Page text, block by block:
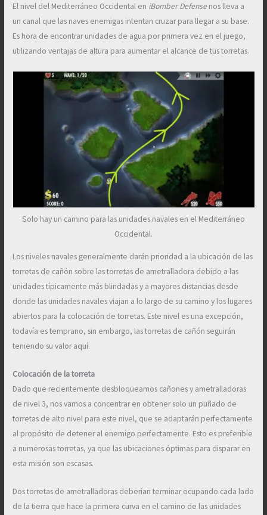
El nivel del Mediterráneo Occidental en iBomber Defensenos lleva a
un canal que las naves enemigas intentan cruzar para llegar a su base.
Es hora de encontrar unidades de agua por primera vez en el juego,
utilizando ventajas de altura para aumentar el alcance de tus torretas.
Solo hay un camino para las unidades navales en el Mediterráneo
Occidental.
Los niveles navales generalmente darán prioridad a la ubicación de las
torretas de cañón sobre las torretas de ametralladora debido a las
unidades típicamente más blindadas y a mayores distancias desde
donde las unidades navales viajan a lo largo de su camino y los lugares
abiertos para la colocación de torretas. Este nivel es una excepción,
todavía es temprano, sin embargo, las torretas de cañón seguirán
teniendo su valor aquí.
Colocación de la torreta
Dado que recientemente desbloqueamos cañones y ametralladoras
de nivel 3, nos vamos a concentrar en obtener solo un puñado de
torretas de alto nivel para este nivel, que se adaptarán perfectamente
al propósito de detener al enemigo perfectamente. Esto es preferible
a numerosas torretas, ya que las ubicaciones óptimas para disparar en
esta misión son escasas.
Dos torretas de ametralladoras deberían terminar ocupando cada lado
de la tierra que hace la primera curva en el camino de las unidades